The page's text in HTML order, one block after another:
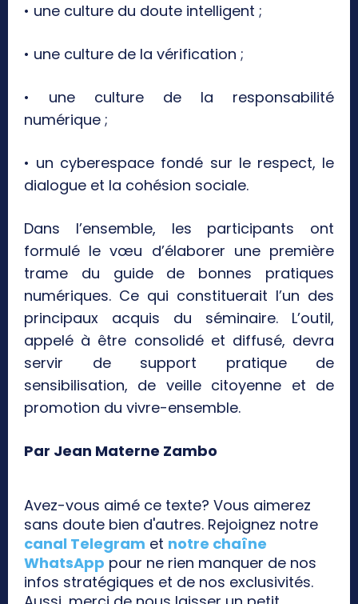
• une culture du doute intelligent ;
• une culture de la vérification ;
• une culture de la responsabilité
numérique ;
• un cyberespace fondé sur le respect, le
dialogue et la cohésion sociale.
Dans l’ensemble, les participants ont
formulé le vœu d’élaborer une première
trame du guide de bonnes pratiques
numériques. Ce qui constituerait l’un des
principaux acquis du séminaire. L’outil,
appelé à être consolidé et diffusé, devra
servir de support pratique de
sensibilisation, de veille citoyenne et de
promotion du vivre-ensemble.
Par Jean Materne Zambo
Avez-vous aimé ce texte? Vous aimerez
sans doute bien d'autres. Rejoignez notre
canal Telegram et notre chaîne
WhatsApp pour ne rien manquer de nos
infos stratégiques et de nos exclusivités.